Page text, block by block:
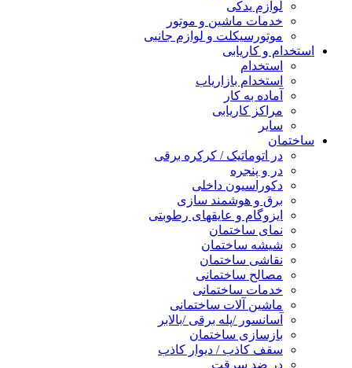
لوازم یدکی
خدمات ماشین و موتور
موتورسیکلت و لوازم جانبی
و کاریابی
استخدام
استخدام بازاریاب
آماده به کار
مراکز کاریابی
در اتوماتیک / کرکره برقی
در و پنجره
دکوراسیون داخلی
برق و هوشمند سازی
ایزوگام و عایقهای رطوبتی
نمای ساختمان
شیشه ساختمان
نقاشی ساختمان
مصالح ساختمانی
خدمات ساختمانی
ماشین آلات ساختمانی
آسانسور /پله برقی /بالابر
بازسازی ساختمان
سقف کاذب / دیوار کاذب
در ضد سرقت